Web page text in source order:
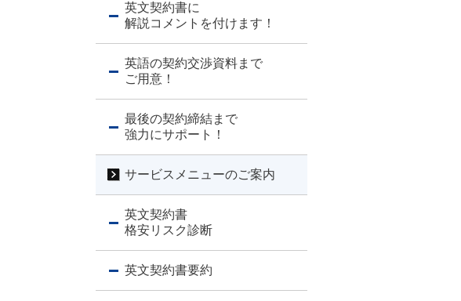
英文契約書に
解説コメントを付けます！
英語の契約交渉資料まで
ご用意！
最後の契約締結まで
強力にサポート！
サービスメニューのご案内
英文契約書
格安リスク診断
英文契約書要約